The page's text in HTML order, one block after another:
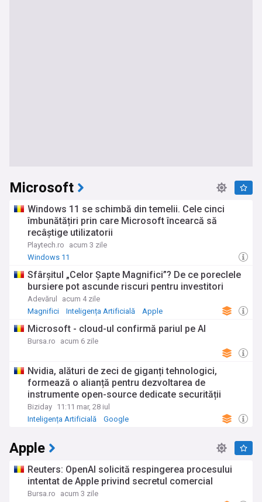
Microsoft
Windows 11 se schimbă din temelii. Cele cinci
îmbunătățiri prin care Microsoft încearcă să
recâștige utilizatorii
Playtech.ro
acum 3 zile
Windows 11
Sfârșitul „Celor Șapte Magnifici”? De ce poreclele
bursiere pot ascunde riscuri pentru investitori
Adevărul
acum 4 zile
Magnifici
Inteligența Artificială Apple
Microsoft - cloud-ul confirmă pariul pe AI
Bursa.ro acum 6 zile
Nvidia, alături de zeci de giganți tehnologici,
formează o alianță pentru dezvoltarea de
instrumente open-source dedicate securității
inteligenței artificiale. Inițiativa, după ce o
platformă importantă ce găzduiește seturi de date
respinge un atac atribuit unor modele OpenAI
compromise.
Biziday 11:11 mar, 28 iul
Inteligența Artificială
Google
Apple
Reuters: OpenAI solicită respingerea procesului
intentat de Apple privind secretul comercial
Bursa.ro
acum 3 zile